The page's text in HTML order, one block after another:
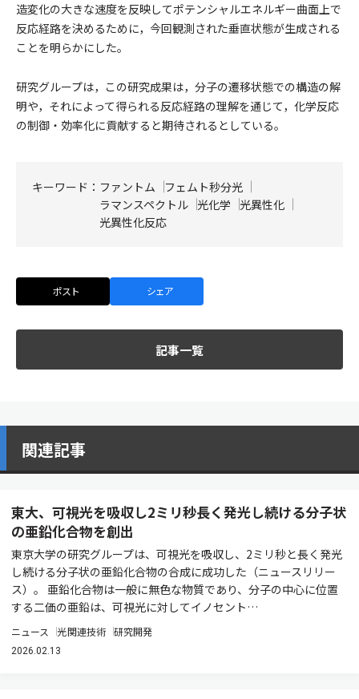
造変化の大きな速度を反映してポテンシャルエネルギー曲面上で
反応経路を決めるために，今回観測された垂直状態が生成される
ことを明らかにした。
研究グループは，この研究成果は，分子の遷移状態での構造の解
明や，それによって得られる反応経路の理解を通じて，化学反応
の制御・効率化に貢献すると期待されるとしている。
キーワード： ファントム
フェムト秒分光
ラマンスペクトル 光化学
光異性化
光異性化反応
ポスト シェア
記事一覧
関連記事
東大、可視光を吸収し2ミリ秒長く発光し続ける分子状
の亜鉛化合物を創出
東京大学の研究グループは、可視光を吸収し、2ミリ秒と長く発光
し続ける分子状の亜鉛化合物の合成に成功した（ニュースリリー
ス）。 亜鉛化合物は一般に無色な物質であり、分子の中心に位置
する二価の亜鉛は、可視光に対してイノセント…
ニュース 光関連技術 研究開発
2026.02.13